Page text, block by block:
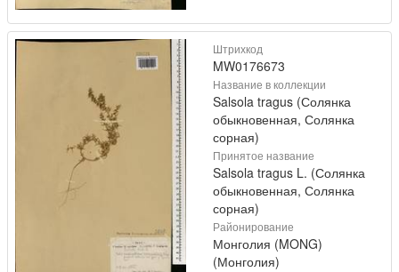
Штрихкод
MW0176673
Название в коллекции
Salsola tragus (Солянка
обыкновенная, Солянка
сорная)
Принятое название
Salsola tragus L. (Солянка
обыкновенная, Солянка
сорная)
Районирование
Монголия (MONG)
(Монголия)